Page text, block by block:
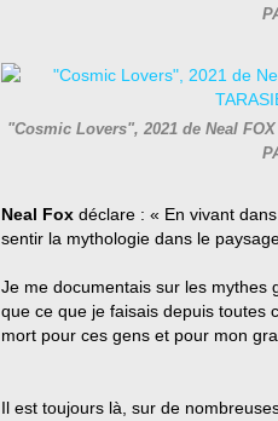
"Cosmic Lovers", 2021 de Neal
Neal Fox déclare : « En vivant
sentir la mythologie dans le
Je me documentais sur les mythes
que ce que je faisais depuis toutes
mort pour ces gens et pour mon
Il est toujours là, sur de